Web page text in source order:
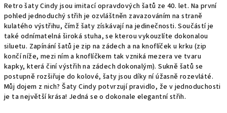
Retro šaty Cindy jsou imitací opravdových šatů ze 40. let. Na první
pohled jednoduchý střih je ozvláštněn zavazováním na straně
kulatého výstřihu, čímž šaty získávají na jedinečnosti. Součástí je
také odnímatelná široká stuha, se kterou vykouzlíte dokonalou
siluetu. Zapínání šatů je zip na zádech a na knoflíček u krku (zip
končí níže, mezi ním a knoflíčkem tak vzniká mezera ve tvaru
kapky, která činí výstřih na zádech dokonalým). Sukně šatů se
postupně rozšiřuje do kolové, šaty jsou díky ní úžasně rozevláté.
Můj dojem z nich? Šaty Cindy potvrzují pravidlo, že v jednoduchosti
je ta největší krása! Jedná se o dokonale elegantní střih.